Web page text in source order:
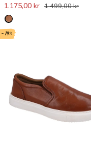
1.175,00 kr 1.499,00 kr
- 14%